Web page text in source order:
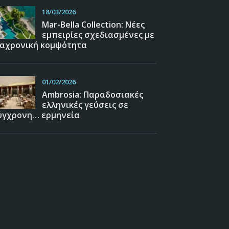
18/03/2026
Mar-Bella Collection: Νέες
εμπειρίες σχεδιασμένες με
κομψότητα
01/02/2026
Ambrosia: Παραδοσιακές
ελληνικές γεύσεις σε
ερμηνεία